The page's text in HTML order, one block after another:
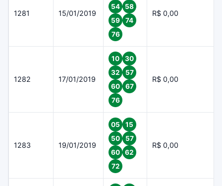
1281 15/01/2019
54
58
59
74
76
R$ 0,00
1282 17/01/2019
10
30
32
57
60
67
76
R$ 0,00
1283 19/01/2019
05
15
50
57
60
62
72
R$ 0,00